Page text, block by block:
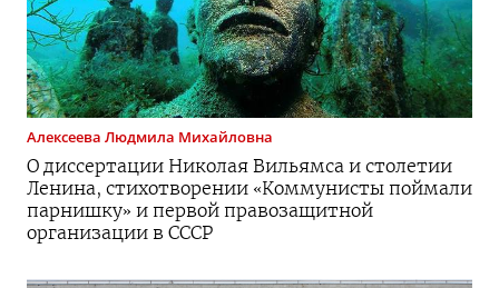
Алексеева Людмила Михайловна
О диссертации Николая Вильямса и столетии
Ленина, стихотворении «Коммунисты поймали
парнишку» и первой правозащитной
организации в СССР